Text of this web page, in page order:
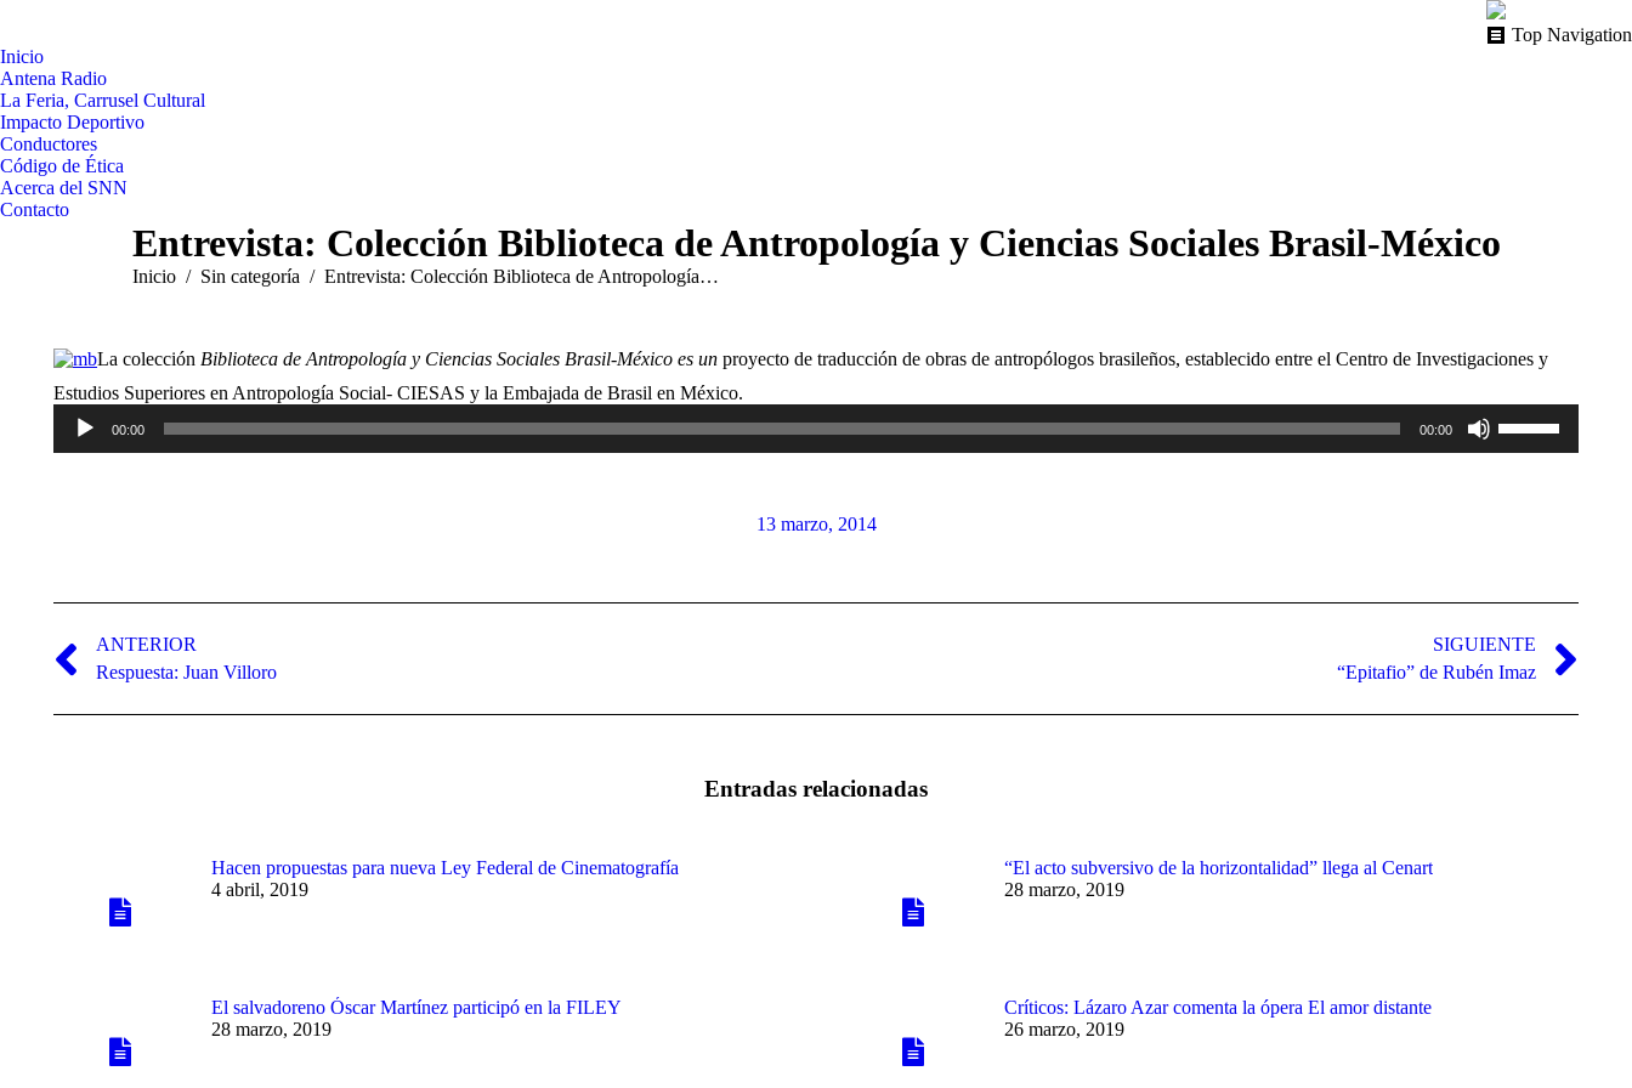
Top Navigation
Inicio
Antena Radio
La Feria, Carrusel Cultural
Impacto Deportivo
Conductores
Código de Ética
Acerca del SNN
Contacto
Entrevista: Colección Biblioteca de Antropología y Ciencias Sociales Brasil-México
Estás aquí:
Inicio Sin categoría Entrevista: Colección Biblioteca de Antropología…
La colección Biblioteca de Antropología y Ciencias Sociales Brasil-México es un proyecto de traducción de obras de antropólogos brasileños, establecido entre el Centro de Investigaciones y
Estudios Superiores en Antropología Social- CIESAS y la Embajada de Brasil en México.
audio
00:00 00:00
las
teclas
disminuir
volumen.
13 marzo, 2014
entre
publicaciones
ANTERIOR
Publicación
anterior:
Respuesta: Juan Villoro
SIGUIENTE
“Epitafio” de Rubén Imaz
Entradas relacionadas
Hacen propuestas para nueva Ley Federal de Cinematografía
4 abril, 2019
“El acto subversivo de la horizontalidad” llega al Cenart
28 marzo, 2019
El salvadoreno Óscar Martínez participó en la FILEY
28 marzo, 2019
Críticos: Lázaro Azar comenta la ópera El amor distante
26 marzo, 2019